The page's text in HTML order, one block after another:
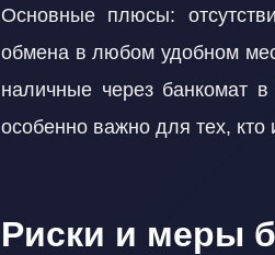
Основные плюсы:
обмена в любом удобном
наличные через банкомат
особенно важно для тех, кто
Риски и меры